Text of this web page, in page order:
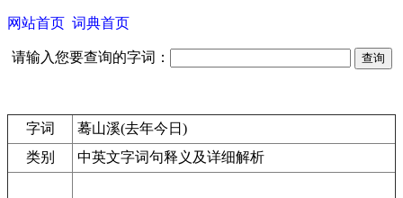
网站首页 词典首页
请输入您要查询的字词：
字词
蓦山溪(去年今日)
类别
中英文字词句释义及详细解析